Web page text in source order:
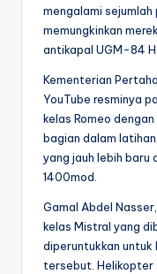
mengalami
memungkinkan
antikapal UGM-84
Kementerian
YouTube resminya
kelas Romeo
bagian dalam
yang jauh lebih baru
1400mod.
Gamal Abdel
kelas Mistral yang
diperuntukkan untuk
tersebut. Helikopter